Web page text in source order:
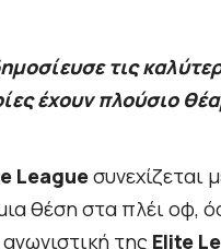
τις
έχουν πλούσιο
Leagueσυνεχίζεται
θέση στα πλέι οφ,
της Elite